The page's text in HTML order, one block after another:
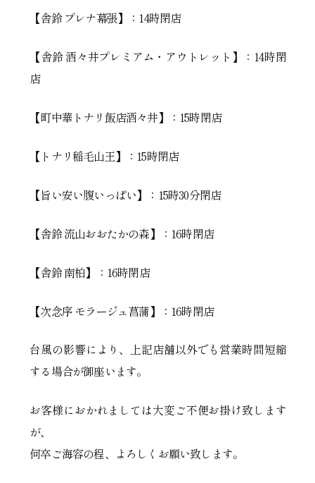
【舎鈴 プレナ幕張】：14時閉店
【舎鈴 酒々井プレミアム・アウトレット】：14時閉
店
【町中華トナリ飯店酒々井】：15時閉店
【トナリ稲毛山王】：15時閉店
【旨い安い腹いっぱい】：15時30分閉店
【舎鈴 流山おおたかの森】：16時閉店
【舎鈴 南柏】：16時閉店
【次念序 モラージュ菖蒲】：16時閉店
台風の影響により、上記店舗以外でも営業時間短縮
する場合が御座います。
お客様におかれましては大変ご不便お掛け致します
が、
何卒ご海容の程、よろしくお願い致します。